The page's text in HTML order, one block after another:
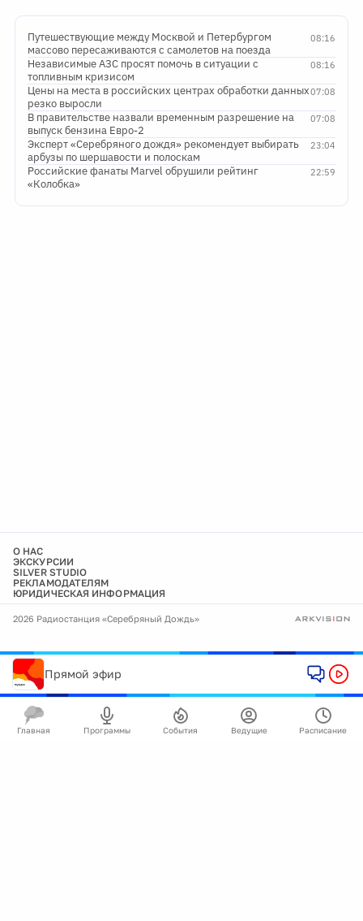
08:16
Путешествующие между Москвой и Петербургом
массово пересаживаются с самолетов на поезда
08:16
Независимые АЗС просят помочь в ситуации с
топливным кризисом
07:08
Цены на места в российских центрах обработки данных
резко выросли
07:08
В правительстве назвали временным разрешение на
выпуск бензина Евро-2
23:04
Эксперт «Серебряного дождя» рекомендует выбирать
арбузы по шершавости и полоскам
22:59
Российские фанаты Marvel обрушили рейтинг
«Колобка»
О НАС
ЭКСКУРСИИ
SILVER STUDIO
РЕКЛАМОДАТЕЛЯМ
ЮРИДИЧЕСКАЯ ИНФОРМАЦИЯ
2026 Радиостанция «Серебряный Дождь»
Прямой эфир
Главная Программы События Ведущие Расписание